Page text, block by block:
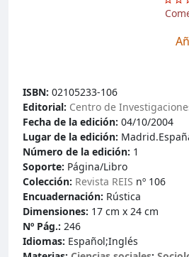
ISBN: 02105233-106
Editorial: Centro de
Fecha de la edición: 04/10/2004
Lugar de la edición:
Número de la edición: 1
Soporte: Página/Libro
Colección: Revista REIS nº 106
Encuadernación: Rústica
Dimensiones: 17 cm x 24 cm
Nº Pág.: 246
Idiomas: Español;Inglés